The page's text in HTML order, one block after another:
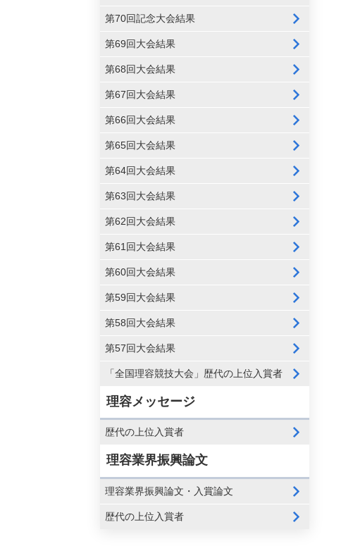
第70回記念大会結果
第69回大会結果
第68回大会結果
第67回大会結果
第66回大会結果
第65回大会結果
第64回大会結果
第63回大会結果
第62回大会結果
第61回大会結果
第60回大会結果
第59回大会結果
第58回大会結果
第57回大会結果
「全国理容競技大会」歴代の上位入賞者
理容メッセージ
歴代の上位入賞者
理容業界振興論文
理容業界振興論文・入賞論文
歴代の上位入賞者